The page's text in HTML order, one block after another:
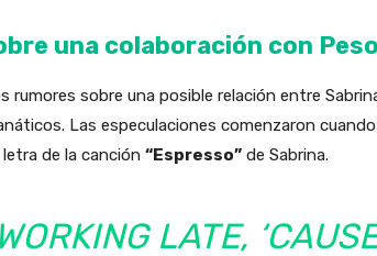
una colaboración con
rumores sobre una posible relación entre
Las especulaciones comenzaron
de la canción “Espresso” de Sabrina.
WORKING LATE,